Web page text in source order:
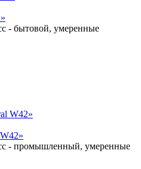
- бытовой, умеренные
- промышленный, умеренные